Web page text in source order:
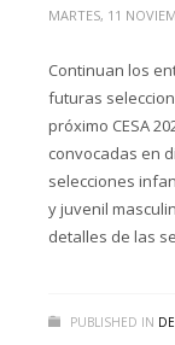
MARTES, 11
Continuan los
futuras
próximo CESA
convocadas en
selecciones
y juvenil
detalles de las
PUBLISHED IN